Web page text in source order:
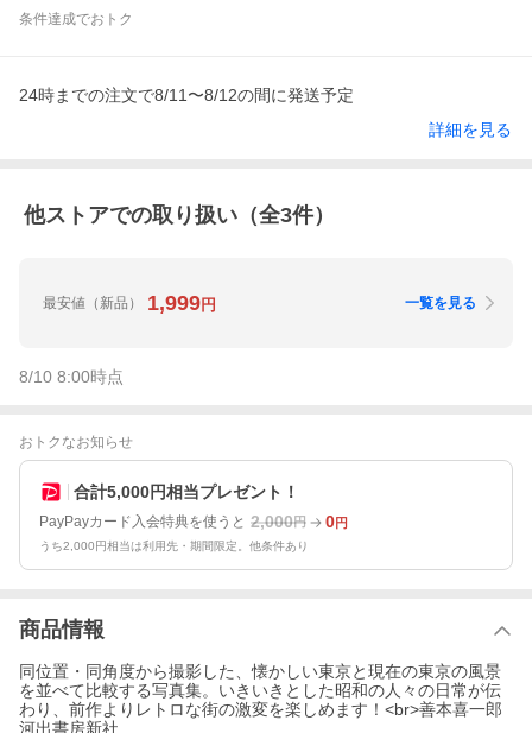
条件達成でおトク
24時までの注文で8/11〜8/12の間に発送予定
詳細を見る
他ストアでの取り扱い（全3件）
最安値 （新品） 1,999円 一覧を見る
8/10 8:00時点
おトクなお知らせ
合計5,000円相当プレゼント！
PayPayカード入会特典を使うと 2,000円 0円
うち2,000円相当は利用先・期間限定。他条件あり
商品情報
同位置・同角度から撮影した、懐かしい東京と現在の東京の風景
を並べて比較する写真集。いきいきとした昭和の人々の日常が伝
わり、前作よりレトロな街の激変を楽しめます！<br>善本喜一郎
河出書房新社